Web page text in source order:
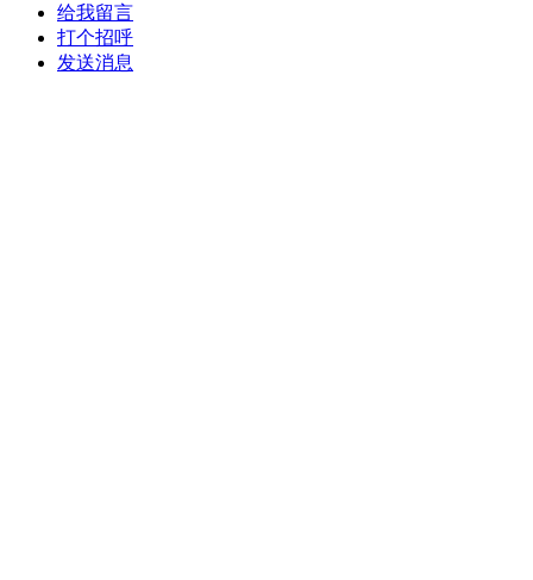
给我留言
打个招呼
发送消息